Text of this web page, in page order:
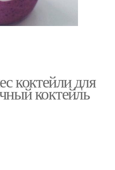
коктейли для
коктейль